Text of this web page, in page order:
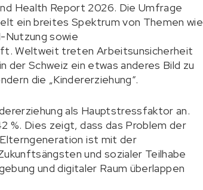
Health Report 2026. Die Umfrage
ein breites Spektrum von Themen wie
Nutzung sowie
Weltweit treten Arbeitsunsicherheit
der Schweiz ein etwas anderes Bild zu
die „Kindererziehung“.
als Hauptstressfaktor an.
%. Dies zeigt, dass das Problem der
ist mit der
und sozialer Teilhabe
und digitaler Raum überlappen